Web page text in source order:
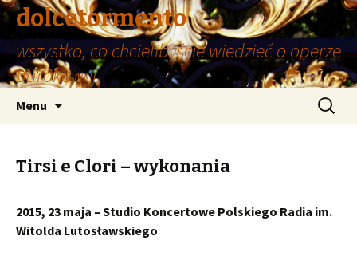
dolcetormento
wszystko, co chcielibyście wiedzieć o operze
barokowej
Menu Szukaj:
Tirsi e Clori – wykonania
2015, 23 maja – Studio Koncertowe Polskiego Radia im.
Witolda Lutosławskiego